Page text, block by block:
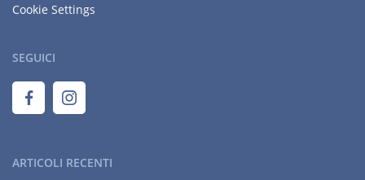
Cookie Settings
SEGUICI
ARTICOLI RECENTI